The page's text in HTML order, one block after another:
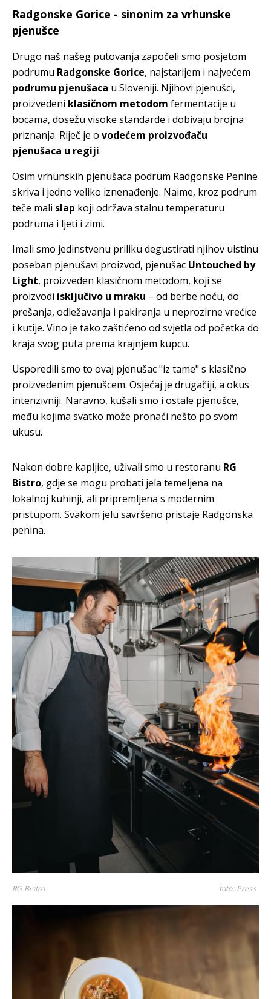
Radgonske Gorice - sinonim za vrhunske
pjenušce
Drugo naš našeg putovanja započeli smo posjetom
podrumu Radgonske Gorice, najstarijem i najvećem
podrumu pjenušaca u Sloveniji. Njihovi pjenušci,
proizvedeni klasičnom metodom fermentacije u
bocama, dosežu visoke standarde i dobivaju brojna
priznanja. Riječ je o vodećem proizvođaču
pjenušaca u regiji.
Osim vrhunskih pjenušaca podrum Radgonske Penine
skriva i jedno veliko iznenađenje. Naime, kroz podrum
teče mali slap koji održava stalnu temperaturu
podruma i ljeti i zimi.
Imali smo jedinstvenu priliku degustirati njihov uistinu
poseban pjenušavi proizvod, pjenušac Untouched by
Light, proizveden klasičnom metodom, koji se
proizvodi isključivo u mraku – od berbe noću, do
prešanja, odležavanja i pakiranja u neprozirne vrećice
i kutije. Vino je tako zaštićeno od svjetla od početka do
kraja svog puta prema krajnjem kupcu.
Usporedili smo to ovaj pjenušac "iz tame" s klasično
proizvedenim pjenušcem. Osjećaj je drugačiji, a okus
intenzivniji. Naravno, kušali smo i ostale pjenušce,
među kojima svatko može pronaći nešto po svom
ukusu.
Nakon dobre kapljice, uživali smo u restoranu RG
Bistro, gdje se mogu probati jela temeljena na
lokalnoj kuhinji, ali pripremljena s modernim
pristupom. Svakom jelu savršeno pristaje Radgonska
penina.
RG Bistro foto: Press